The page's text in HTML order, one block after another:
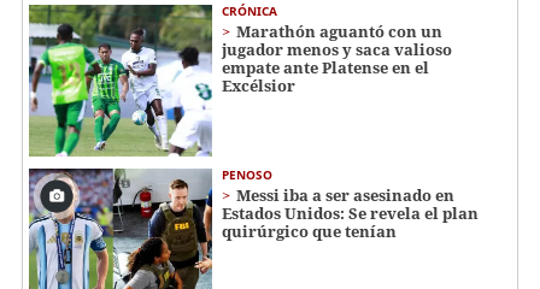
CRÓNICA
Marathón aguantó con un
jugador menos y saca valioso
empate ante Platense en el
Excélsior
PENOSO
Messi iba a ser asesinado en
Estados Unidos: Se revela el plan
quirúrgico que tenían